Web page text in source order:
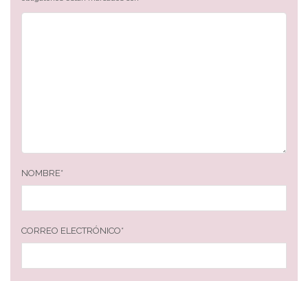
NOMBRE*
CORREO ELECTRÓNICO*